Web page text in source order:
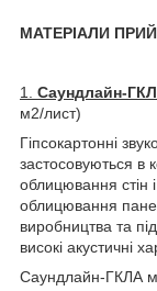
МАТЕРІАЛИ
1. Саундлайн-
м2/лист)
Гіпсокартонні
застосовуються в
облицювання стін
облицювання
виробництва та
високі акустичні
Саундлайн-ГКЛА